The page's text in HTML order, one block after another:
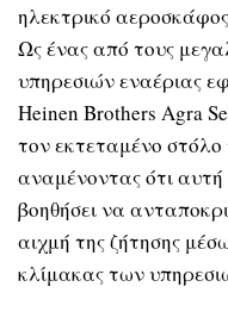
ηλεκτρικό
Ως ένας από τους
υπηρεσιών εναέριας
Heinen Brothers Agra
τον εκτεταμένο στόλο
αναμένοντας ότι
βοηθήσει να
αιχμή της ζήτησης
κλίμακας των